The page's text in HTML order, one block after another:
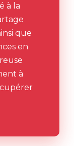
à la
que
en
à